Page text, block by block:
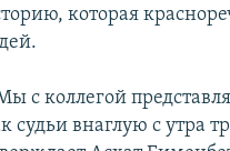
которая
с коллегой
судьи внаглую с утра